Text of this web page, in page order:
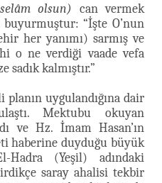
olsun) can vermek
“İşte O’nun
her yanımı) sarmış ve
o ne verdiği vaade vefa
sadık kalmıştır.”
planın uygulandığına dair
Mektubu okuyan
ve Hz. İmam Hasan’ın
haberine duyduğu büyük
Hadra (Yeşil) adındaki
saray ahalisi tekbir